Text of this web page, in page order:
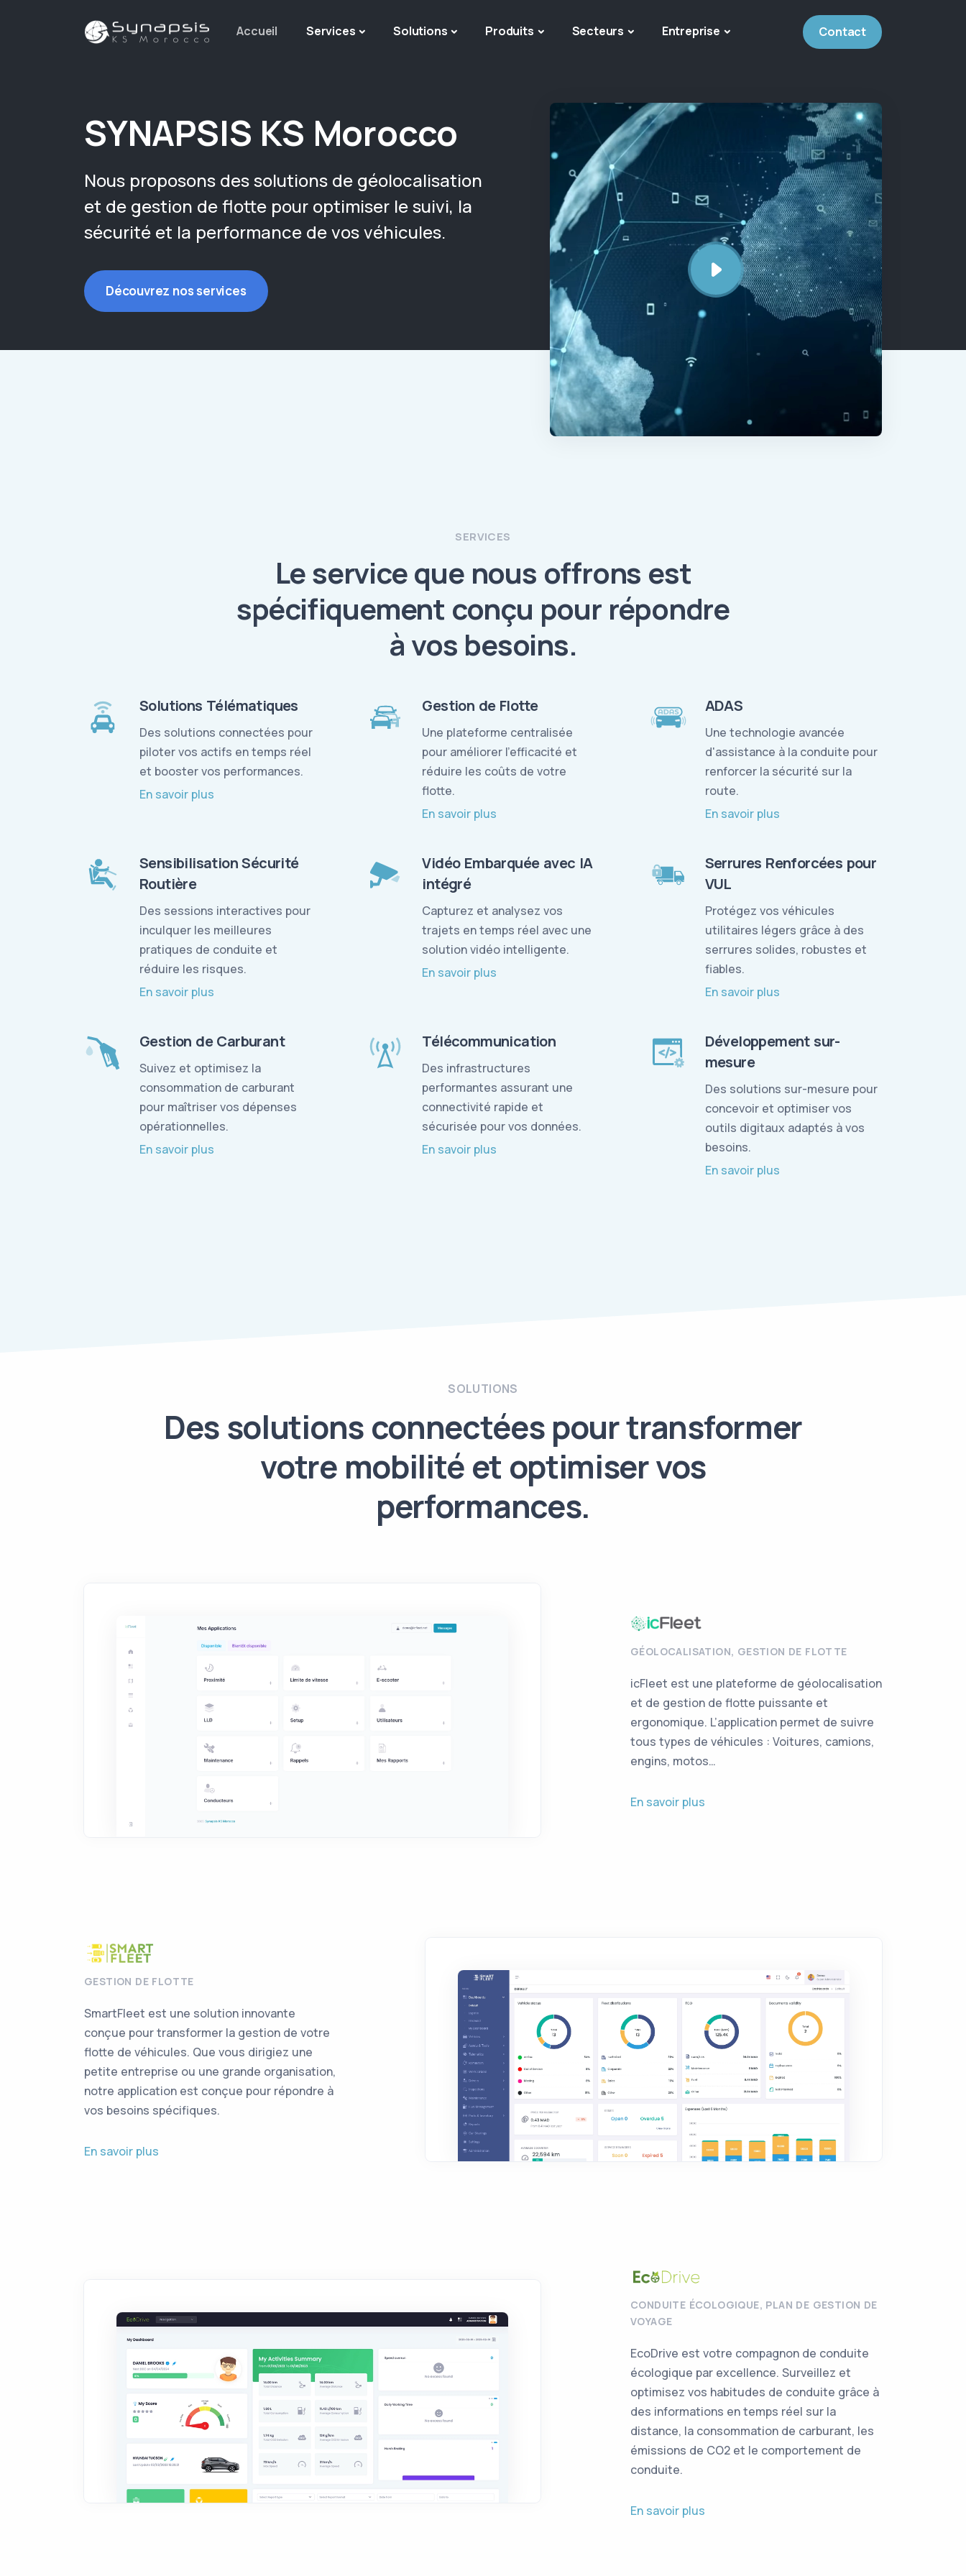
Accueil Services Solutions Produits Secteurs Entreprise Contact
SYNAPSIS KS Morocco
Nous proposons des solutions de géolocalisation
et de gestion de flotte pour optimiser le suivi, la
sécurité et la performance de vos véhicules.
Découvrez nos services
SERVICES
Le service que nous offrons est
spécifiquement conçu pour répondre
à vos besoins.
Solutions Télématiques
Des solutions connectées pour
piloter vos actifs en temps réel
et booster vos performances.
En savoir plus
Gestion de Flotte
Une plateforme centralisée
pour améliorer l'efficacité et
réduire les coûts de votre
flotte.
En savoir plus
ADAS
Une technologie avancée
d'assistance à la conduite pour
renforcer la sécurité sur la
route.
En savoir plus
Sensibilisation Sécurité
Routière
Des sessions interactives pour
inculquer les meilleures
pratiques de conduite et
réduire les risques.
En savoir plus
Vidéo Embarquée avec IA
intégré
Capturez et analysez vos
trajets en temps réel avec une
solution vidéo intelligente.
En savoir plus
Serrures Renforcées pour
VUL
Protégez vos véhicules
utilitaires légers grâce à des
serrures solides, robustes et
fiables.
En savoir plus
Gestion de Carburant
Suivez et optimisez la
consommation de carburant
pour maîtriser vos dépenses
opérationnelles.
En savoir plus
Télécommunication
Des infrastructures
performantes assurant une
connectivité rapide et
sécurisée pour vos données.
En savoir plus
Développement sur-
mesure
Des solutions sur-mesure pour
concevoir et optimiser vos
outils digitaux adaptés à vos
besoins.
En savoir plus
SOLUTIONS
Des solutions connectées pour transformer
votre mobilité et optimiser vos
performances.
GÉOLOCALISATION, GESTION DE FLOTTE
icFleet est une plateforme de géolocalisation
et de gestion de flotte puissante et
ergonomique. L’application permet de suivre
tous types de véhicules : Voitures, camions,
engins, motos…
En savoir plus
GESTION DE FLOTTE
SmartFleet est une solution innovante
conçue pour transformer la gestion de votre
flotte de véhicules. Que vous dirigiez une
petite entreprise ou une grande organisation,
notre application est conçue pour répondre à
vos besoins spécifiques.
En savoir plus
CONDUITE ÉCOLOGIQUE, PLAN DE GESTION DE
VOYAGE
EcoDrive est votre compagnon de conduite
écologique par excellence. Surveillez et
optimisez vos habitudes de conduite grâce à
des informations en temps réel sur la
distance, la consommation de carburant, les
émissions de CO2 et le comportement de
conduite.
En savoir plus